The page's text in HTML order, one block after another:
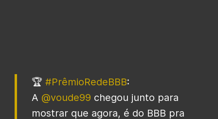
🏆 #PrêmioRedeBBB:
A @voude99 chegou junto para
mostrar que agora, é do BBB pra